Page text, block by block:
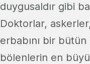
duygusaldır gibi
Doktorlar,
erbabını bir
bölenlerin en